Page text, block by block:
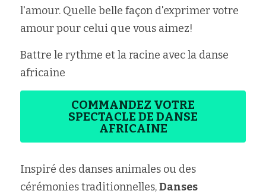
l'amour. Quelle belle façon d'exprimer votre
amour pour celui que vous aimez!
Battre le rythme et la racine avec la danse
africaine
COMMANDEZ VOTRE
SPECTACLE DE DANSE
AFRICAINE
Inspiré des danses animales ou des
cérémonies traditionnelles, Danses